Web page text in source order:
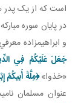
است که از يک پدر
و ابراهيم زاده
جَعَلَ عَلَيْكُمْ فِي
«خذوا»﴿مِلَّةَ أَبيكُمْ
عنوان مسلمان